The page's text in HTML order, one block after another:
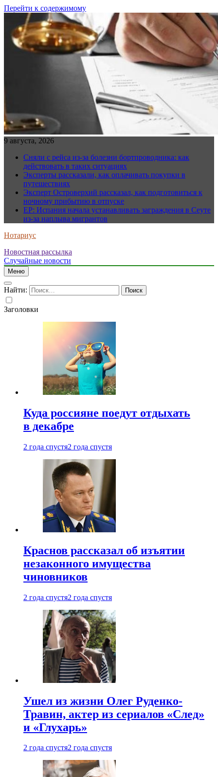
Перейти к содержимому
9 августа, 2026
Сняли с рейса из-за болезни бортпроводника: как
действовать в таких ситуациях
Эксперты рассказали, как оплачивать покупки в
путешествиях
Эксперт Островерхий рассказал, как подготовиться к
ночному прибытию в отпуске
EP: Испания начала устанавливать заграждения в Сеуте
из-за наплыва мигрантов
Нотариус
Новостная рассылка
Случайные новости
Меню
Найти:
Заголовки
Куда россияне поедут отдыхать
в декабре
2 года спустя2 года спустя
Краснов рассказал об изъятии
незаконного имущества
чиновников
2 года спустя2 года спустя
Ушел из жизни Олег Руденко-
Травин, актер из сериалов «След»
и «Глухарь»
2 года спустя2 года спустя